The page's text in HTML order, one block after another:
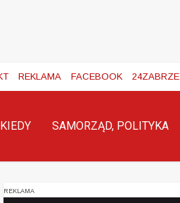
REKLAMA FACEBOOK 24ZABRZE
SAMORZĄD, POLITYKA
REKLAMA